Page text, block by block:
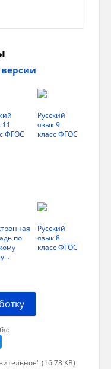
это часть речи,
и отвечает на
буквы) или
Женский (она,
11
ФГОС
Русский
язык 9
класс ФГОС
по
Русский
язык 8
класс ФГОС
(16.78 KB)